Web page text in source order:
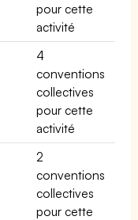
pour cette
activité
4
conventions
collectives
pour cette
activité
2
conventions
collectives
pour cette